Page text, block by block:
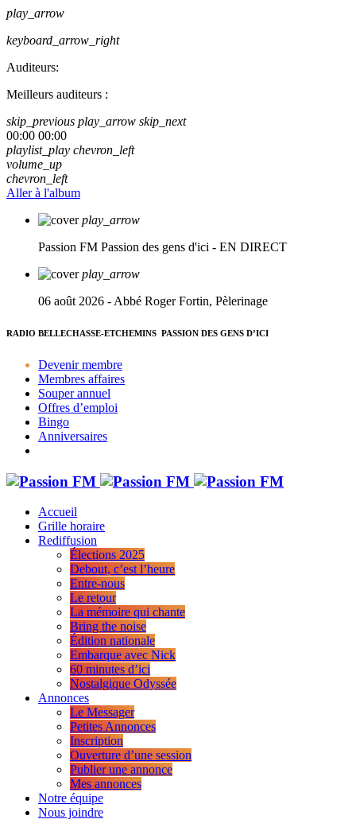
play_arrow
keyboard_arrow_right
Auditeurs:
Meilleurs auditeurs :
skip_previous play_arrow skip_next
00:00 00:00
playlist_play chevron_left
volume_up
chevron_left
Aller à l'album
play_arrow
Passion FM Passion des gens d'ici - EN DIRECT
play_arrow
06 août 2026 - Abbé Roger Fortin, Pèlerinage
RADIO BELLECHASSE-ETCHEMINS PASSION DES GENS D’ICI
Devenir membre
Membres affaires
Souper annuel
Offres d’emploi
Bingo
Anniversaires
Accueil
Grille horaire
Rediffusion
Élections 2025
Debout, c’est l’heure
Entre-nous
Le retour
La mémoire qui chante
Bring the noise
Édition nationale
Embarque avec Nick
60 minutes d’ici
Nostalgique Odyssée
Annonces
Le Messager
Petites Annonces
Inscription
Ouverture d’une session
Publier une annonce
Mes annonces
Notre équipe
Nous joindre